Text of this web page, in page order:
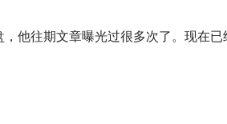
他往期文章曝光过很多次了。现在